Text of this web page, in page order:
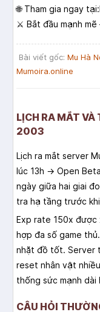
🌐 Tham gia ngay
⚔️ Bắt đầu mạnh
Bài viết gốc: Mu Hà
Mumoira.online
LỊCH RA MẮT VÀ
2003
Lịch ra mắt server
lúc 13h → Open
ngày giữa hai giai
tra hạ tầng trước
Exp rate 150x được
hợp đa số game
nhặt đồ tốt. Server
reset nhân vật
thống sức mạnh dài
CÂU HỎI